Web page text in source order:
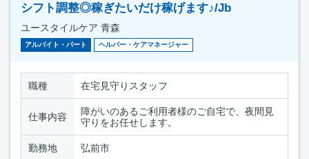
シフト調整◎稼ぎたいだけ稼げます♪/Jb
ユースタイルケア 青森
アルバイト・パート ヘルパー・ケアマネージャー
職種 在宅見守りスタッフ
仕事内容
障がいのあるご利用者様のご自宅で、夜間見
守りをお任せします。
勤務地 弘前市